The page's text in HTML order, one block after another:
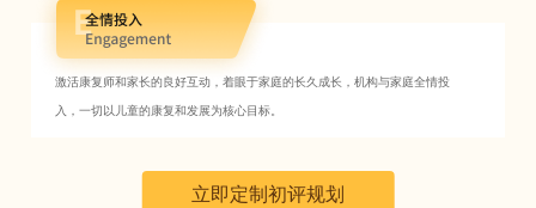
激活康复师和家长的良好互动，着眼于家庭的长久成长，机构与家庭全情投
入，一切以儿童的康复和发展为核心目标。
立即定制初评规划